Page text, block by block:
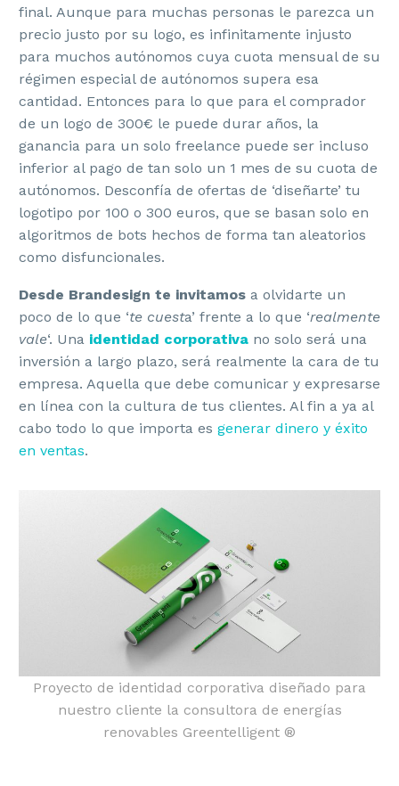
final. Aunque para muchas personas le parezca un
precio justo por su logo, es infinitamente injusto
para muchos autónomos cuya cuota mensual de su
régimen especial de autónomos supera esa
cantidad. Entonces para lo que para el comprador
de un logo de 300€ le puede durar años, la
ganancia para un solo freelance puede ser incluso
inferior al pago de tan solo un 1 mes de su cuota de
autónomos. Desconfía de ofertas de ‘diseñarte’ tu
logotipo por 100 o 300 euros, que se basan solo en
algoritmos de bots hechos de forma tan aleatorios
como disfuncionales.
Desde Brandesign te invitamos a olvidarte un
poco de lo que ‘te cuesta’ frente a lo que ‘realmente
vale‘. Una identidad corporativa no solo será una
inversión a largo plazo, será realmente la cara de tu
empresa. Aquella que debe comunicar y expresarse
en línea con la cultura de tus clientes. Al fin a ya al
cabo todo lo que importa es generar dinero y éxito
en ventas.
Proyecto de identidad corporativa diseñado para
nuestro cliente la consultora de energías
renovables Greentelligent ®